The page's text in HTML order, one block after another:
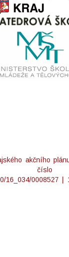
akčního
číslo
16_034/0008527